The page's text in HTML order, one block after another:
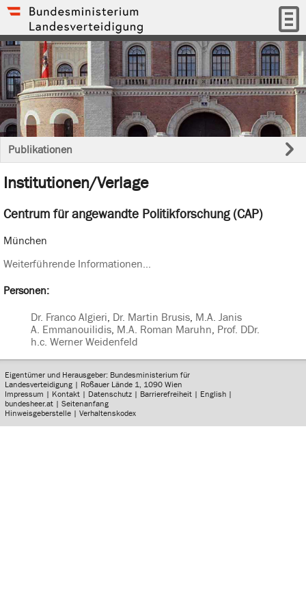
Publikationen
Institutionen/Verlage
Centrum für angewandte Politikforschung (CAP)
München
Weiterführende Informationen...
Personen:
Dr. Franco Algieri, Dr. Martin Brusis, M.A. Janis
A. Emmanouilidis, M.A. Roman Maruhn, Prof. DDr.
h.c. Werner Weidenfeld
Eigentümer und Herausgeber: Bundesministerium für
Landesverteidigung | Roßauer Lände 1, 1090 Wien
Impressum | Kontakt | Datenschutz | Barrierefreiheit | English |
bundesheer.at |Seitenanfang
Hinweisgeberstelle |Verhaltenskodex